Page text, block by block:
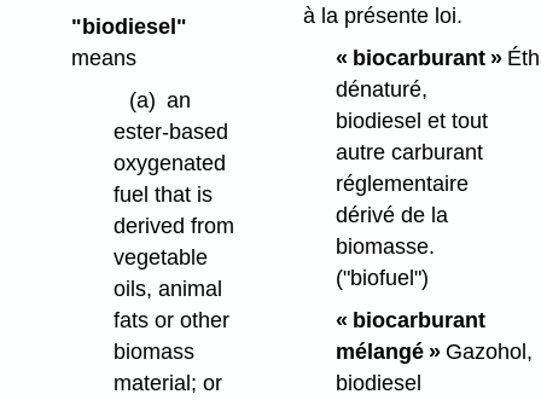
"biodiesel"
means
(a) an
ester-based
oxygenated
fuel that is
derived from
vegetable
oils, animal
fats or other
biomass
material; or
à la présente loi.
« biocarburant »
dénaturé,
biodiesel et tout
autre carburant
réglementaire
dérivé de la
biomasse.
("biofuel")
« biocarburant
mélangé »Gazohol,
biodiesel